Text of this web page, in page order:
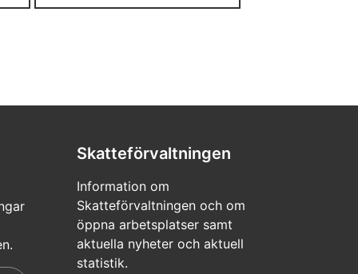
Skatteförvaltningen
Information om
Skatteförvaltningen och om
öppna arbetsplatser samt
aktuella nyheter och aktuell
statistik.